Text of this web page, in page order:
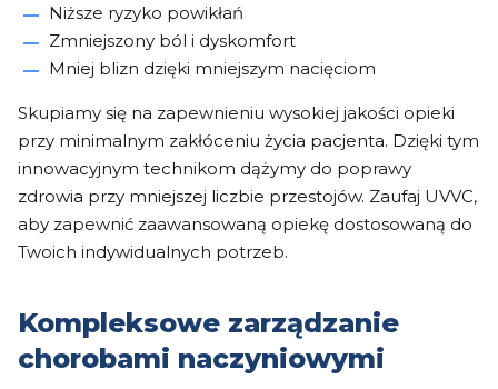
Niższe ryzyko powikłań
Zmniejszony ból i dyskomfort
Mniej blizn dzięki mniejszym nacięciom
Skupiamy się na zapewnieniu wysokiej jakości opieki
przy minimalnym zakłóceniu życia pacjenta. Dzięki tym
innowacyjnym technikom dążymy do poprawy
zdrowia przy mniejszej liczbie przestojów. Zaufaj UVVC,
aby zapewnić zaawansowaną opiekę dostosowaną do
Twoich indywidualnych potrzeb.
Kompleksowe zarządzanie
chorobami naczyniowymi